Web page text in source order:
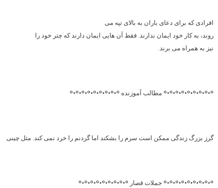
افرادی که برای دعای باران به بالای تپه می
روند، به کار خود ایمان ندارند. فقط آن هایی ایمان دارند که چتر خود را
نیز به همراه می برند.
°•°•°•°•°•°•°•°•° مطالب آموزنده °•°•°•°•°•°•°•°•°
گرز بزرگ زندگی ممکن است سرم را بشکند اما گردنم را خرد نمی کند. مثل چینی
°•°•°•°•°•°•°•°•° جملات قصار °•°•°•°•°•°•°•°•°